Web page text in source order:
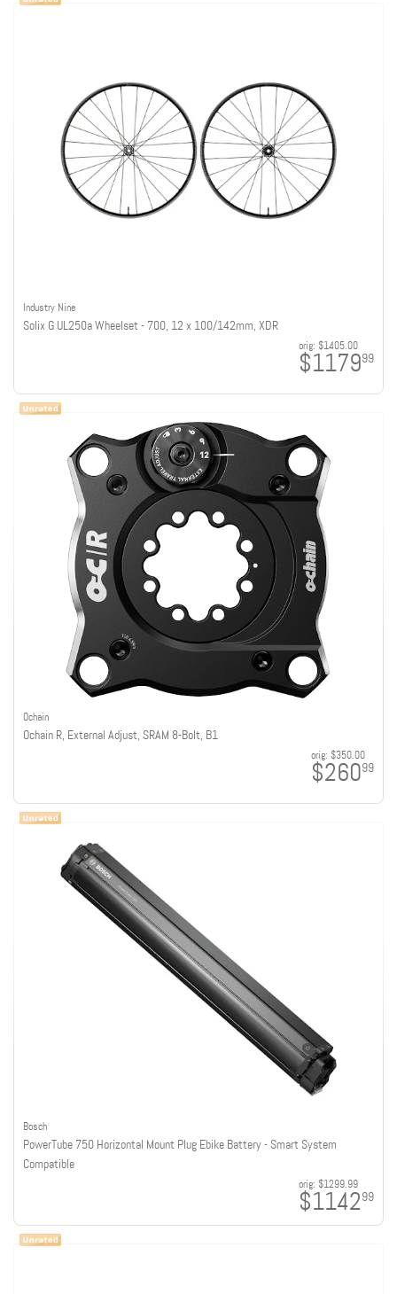
Industry Nine
Solix G UL250a Wheelset - 700, 12 x 100/142mm, XDR
orig: $1405.00
$117999
Ochain
Ochain R, External Adjust, SRAM 8-Bolt, B1
orig: $350.00
$26099
Bosch
PowerTube 750 Horizontal Mount Plug Ebike Battery - Smart System
Compatible
orig: $1299.99
$114299